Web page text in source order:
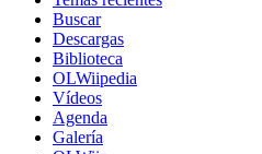
Buscar
Descargas
Biblioteca
OLWiipedia
Vídeos
Agenda
Galería